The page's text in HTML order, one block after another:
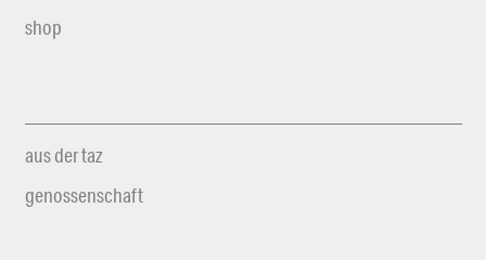
shop
aus der taz
genossenschaft